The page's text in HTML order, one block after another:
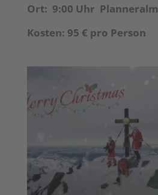
Ort: 9:00 Uhr Planneralm
Kosten: 95 € pro Person